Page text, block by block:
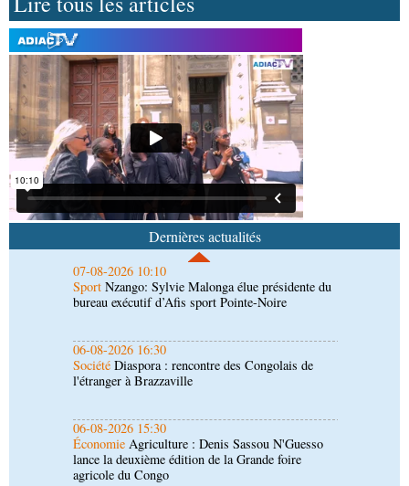
Dernières actualités
07-08-2026 11:03
SportFootball, le week-end des Diables rouges et
des Congolais de la diaspora en Coupes d'Europe
(matches aller du 3e tour)
07-08-2026 10:18
Afrique-Monde Afrique de l'Ouest : les mafias du
numérique inventent une nouvelle traite humaine
07-08-2026 10:10
Nzango: Sylvie Malonga élue présidente du
bureau exécutif d’Afis sport Pointe-Noire
06-08-2026 16:30
SociétéDiaspora : rencontre des Congolais de
l'étranger à Brazzaville
06-08-2026 15:30
ÉconomieAgriculture : Denis Sassou N'Guesso
lance la deuxième édition de la Grande foire
06-08-2026 15:10
SociétéUMNG : 145 enseignants-chercheurs
promus aux sessions du Cames